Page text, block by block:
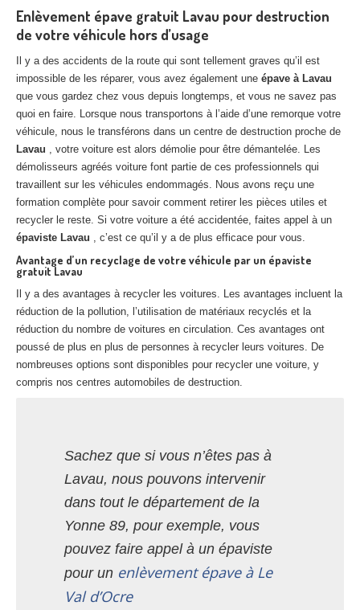
Centreagréé VHU 92 : casse auto avec destruction
agréé VHU 93 : casse auto avec destruction
Centre agréé VHU 94 : casse auto avec destruction
Centreagréé VHU 95 : casse auto avec destruction
DOCUMENTSÀ JOINDRE
RACHATVÉHICULES
CONTACT
01 83 64 20 40
Enlèvement épave gratuit Lavau pour destruction
de votre véhicule hors d’usage
Il y a des accidents de la route qui sont tellement graves qu’il est
impossible de les réparer, vous avez également une épave à Lavau
que vous gardez chez vous depuis longtemps, et vous ne savez pas
quoi en faire. Lorsque nous transportons à l’aide d’une remorque votre
véhicule, nous le transférons dans un centre de destruction proche de
Lavau , votre voiture est alors démolie pour être démantelée. Les
démolisseurs agréés voiture font partie de ces professionnels qui
travaillent sur les véhicules endommagés. Nous avons reçu une
formation complète pour savoir comment retirer les pièces utiles et
recycler le reste. Si votre voiture a été accidentée, faites appel à un
épaviste Lavau , c’est ce qu’il y a de plus efficace pour vous.
Avantage d’un recyclage de votre véhicule par un épaviste
gratuit Lavau
Il y a des avantages à recycler les voitures. Les avantages incluent la
réduction de la pollution, l’utilisation de matériaux recyclés et la
réduction du nombre de voitures en circulation. Ces avantages ont
poussé de plus en plus de personnes à recycler leurs voitures. De
nombreuses options sont disponibles pour recycler une voiture, y
compris nos centres automobiles de destruction.
Sachez que si vous n’êtes pas à
Lavau, nous pouvons intervenir
dans tout le département de la
Yonne 89, pour exemple, vous
pouvez faire appel à un épaviste
pour un enlèvement épave à Le
Val d’Ocre